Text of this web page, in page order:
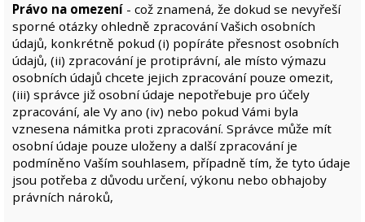
Právo na omezení - což znamená, že dokud se nevyřeší
sporné otázky ohledně zpracování Vašich osobních
údajů, konkrétně pokud (i) popíráte přesnost osobních
údajů, (ii) zpracování je protiprávní, ale místo výmazu
osobních údajů chcete jejich zpracování pouze omezit,
(iii) správce již osobní údaje nepotřebuje pro účely
zpracování, ale Vy ano (iv) nebo pokud Vámi byla
vznesena námitka proti zpracování. Správce může mít
osobní údaje pouze uloženy a další zpracování je
podmíněno Vaším souhlasem, případně tím, že tyto údaje
jsou potřeba z důvodu určení, výkonu nebo obhajoby
právních nároků,